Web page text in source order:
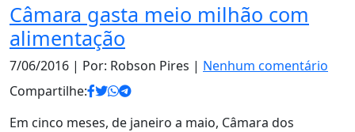
Câmara gasta meio milhão com
alimentação
7/06/2016 | Por: Robson Pires | Nenhum comentário
Compartilhe:
Em cinco meses, de janeiro a maio, Câmara dos